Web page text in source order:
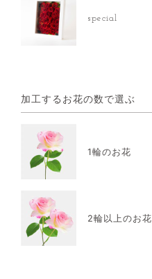
special
加工するお花の数で選ぶ
1輪のお花
2輪以上のお花